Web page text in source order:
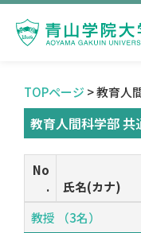
TOPページ > 教育人
教育人間科学部
No
.
氏名(カナ)
教授 （3名）